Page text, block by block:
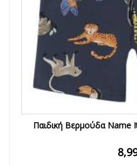
Παιδική Βερμούδα Name